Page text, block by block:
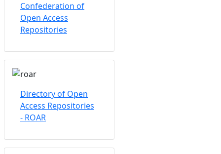
Confederation of
Open Access
Repositories
Directory of Open
Access Repositories
- ROAR